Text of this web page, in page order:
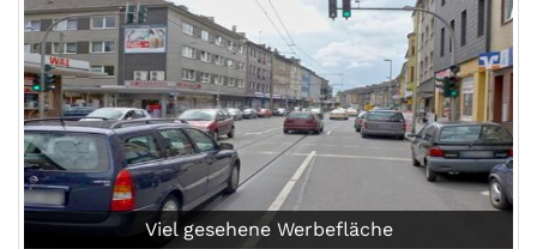
Viel gesehene Werbefläche